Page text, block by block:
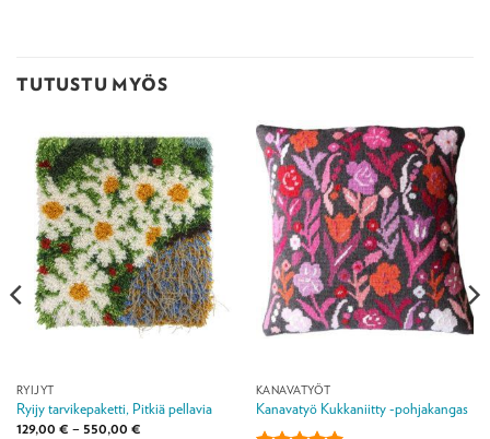
TUTUSTU MYÖS
RYIJYT
Ryijy tarvikepaketti, Pitkiä pellavia
129,00 € – 550,00 €Hintaluokka:
KANAVATYÖT
Kanavatyö Kukkaniitty -pohjakangas